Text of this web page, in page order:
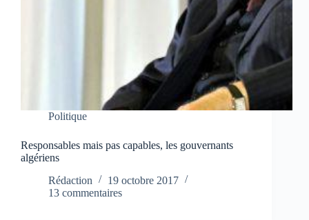
Politique
Responsables mais pas capables, les gouvernants
algériens
Rédaction
19 octobre 2017
13 commentaires